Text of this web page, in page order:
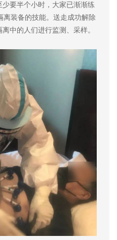
要半个小时，大家已渐渐练
装备的技能。送走成功解除
中的人们进行监测、采样。